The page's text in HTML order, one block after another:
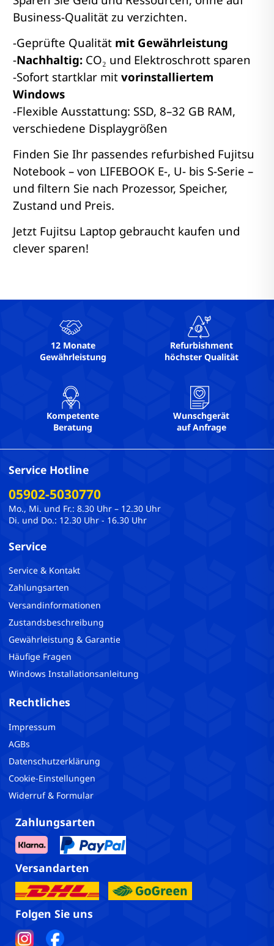
Business-Qualität zu verzichten.
-Geprüfte Qualität mit Gewährleistung
-Nachhaltig: CO₂ und Elektroschrott sparen
-Sofort startklar mit vorinstalliertem
Windows
-Flexible Ausstattung: SSD, 8–32 GB RAM,
verschiedene Displaygrößen
Finden Sie Ihr passendes refurbished Fujitsu
Notebook – von LIFEBOOK E-, U- bis S-Serie –
und filtern Sie nach Prozessor, Speicher,
Zustand und Preis.
Jetzt Fujitsu Laptop gebraucht kaufen und
clever sparen!
12 Monate
Gewährleistung
Refurbishment
höchster Qualität
Kompetente
Beratung
Wunschgerät
auf Anfrage
Service Hotline
05902-5030770
Mo., Mi. und Fr.: 8.30 Uhr – 12.30 Uhr
Di. und Do.: 12.30 Uhr - 16.30 Uhr
Service
Service & Kontakt
Zahlungsarten
Versandinformationen
Zustandsbeschreibung
Gewährleistung & Garantie
Häufige Fragen
Windows Installationsanleitung
Rechtliches
Impressum
AGBs
Datenschutzerklärung
Cookie-Einstellungen
Widerruf & Formular
Zahlungsarten
Versandarten
Folgen Sie uns